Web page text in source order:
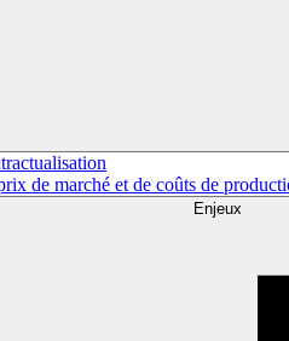
de marché et de coûts de
Enjeux